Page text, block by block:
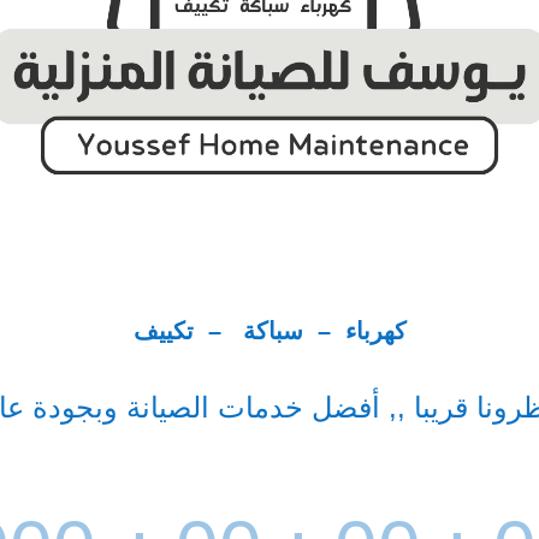
كهرباء – سباكة – تكييف
قريبا ,, أفضل خدمات الصيانة وبجودة